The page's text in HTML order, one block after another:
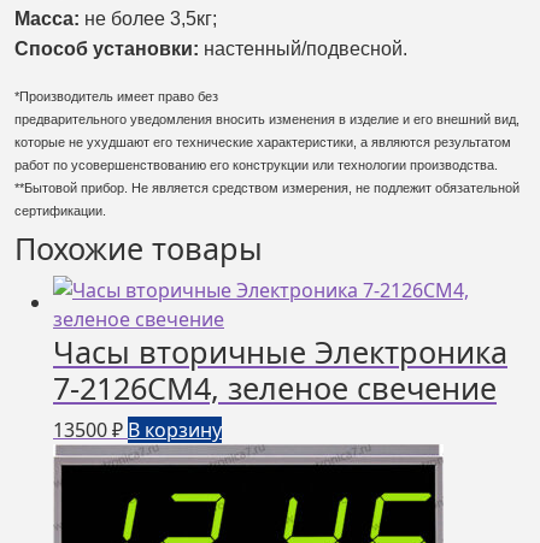
Масса: не более 3,5кг;
Способ установки: настенный/подвесной.
*Производитель имеет право без
предварительного уведомления вносить изменения в изделие и его внешний вид,
которые не ухудшают его технические характеристики, а являются результатом
работ по усовершенствованию его конструкции или технологии производства.
**Бытовой прибор. Не является средством измерения, не подлежит обязательной
сертификации.
Похожие товары
Часы вторичные Электроника
7-2126СМ4, зеленое свечение
13500₽ В корзину